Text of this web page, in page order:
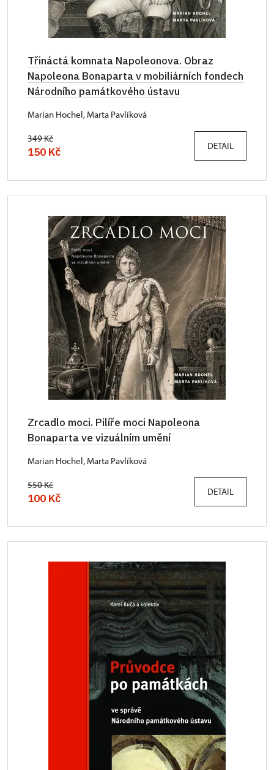
Třináctá komnata Napoleonova. Obraz
Napoleona Bonaparta v mobiliárních fondech
Národního památkového ústavu
Marian Hochel, Marta Pavlíková
349 Kč
150 Kč DETAIL
Zrcadlo moci. Pilíře moci Napoleona
Bonaparta ve vizuálním umění
Marian Hochel, Marta Pavlíková
550 Kč
100 Kč DETAIL